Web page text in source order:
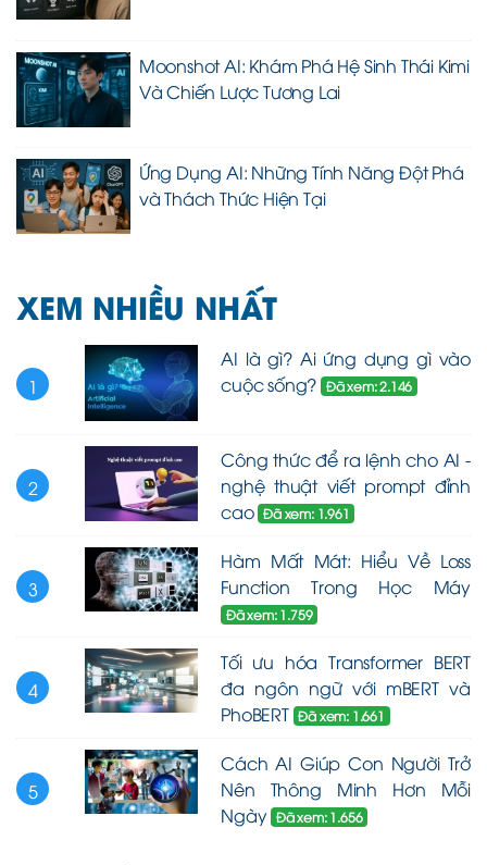
Moonshot AI: Khám Phá Hệ Sinh Thái Kimi
Và Chiến Lược Tương Lai
Ứng Dụng AI: Những Tính Năng Đột Phá
và Thách Thức Hiện Tại
XEM NHIỀU NHẤT
1
AI là gì? Ai ứng dụng gì vào
cuộc sống? Đã xem: 2.146
2
Công thức để ra lệnh cho AI -
nghệ thuật viết prompt đỉnh
cao Đã xem: 1.961
3
Hàm Mất Mát: Hiểu Về Loss
Function Trong Học Máy
Đã xem: 1.759
4
Tối ưu hóa Transformer BERT
đa ngôn ngữ với mBERT và
PhoBERT Đã xem: 1.661
5
Cách AI Giúp Con Người Trở
Nên Thông Minh Hơn Mỗi
Ngày Đã xem: 1.656